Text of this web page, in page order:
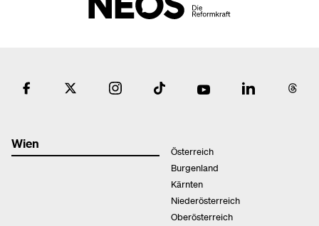
Wien
Österreich
Burgenland
Kärnten
Niederösterreich
Oberösterreich